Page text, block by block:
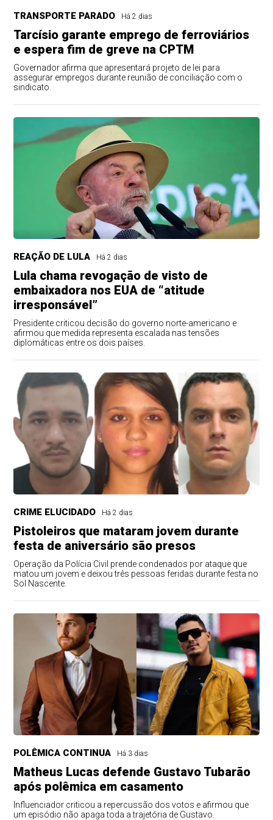
TRANSPORTE PARADO Há 2 dias
Tarcísio garante emprego de ferroviários
e espera fim de greve na CPTM
Governador afirma que apresentará projeto de lei para
assegurar empregos durante reunião de conciliação com o
sindicato.
REAÇÃO DE LULA Há 2 dias
Lula chama revogação de visto de
embaixadora nos EUA de “atitude
irresponsável”
Presidente criticou decisão do governo norte-americano e
afirmou que medida representa escalada nas tensões
diplomáticas entre os dois países.
CRIME ELUCIDADO Há 2 dias
Pistoleiros que mataram jovem durante
festa de aniversário são presos
Operação da Polícia Civil prende condenados por ataque que
matou um jovem e deixou três pessoas feridas durante festa no
Sol Nascente.
POLÊMICA CONTINUA Há 3 dias
Matheus Lucas defende Gustavo Tubarão
após polêmica em casamento
Influenciador criticou a repercussão dos votos e afirmou que
um episódio não apaga toda a trajetória de Gustavo.